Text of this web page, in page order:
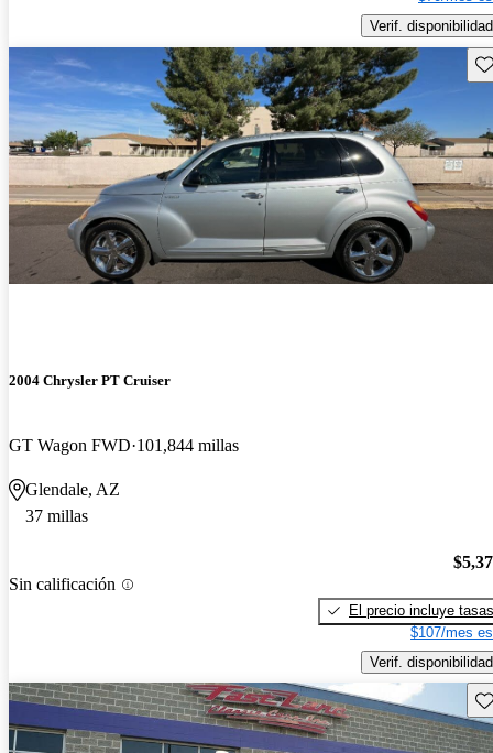
Verif. disponibilidad
2004 Chrysler PT Cruiser
GT Wagon FWD 101,844 millas
Glendale, AZ
37 millas
Sin calificación
El precio incluye tasas
$107/mes
Verif. disponibilidad